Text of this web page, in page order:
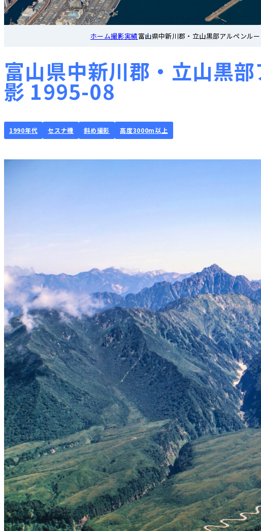
ホーム撮影実績富山県中新川郡・立山黒部アルペンル
富山県中新川郡・立山黒
影 1995-08
1990年代 セスナ機 斜め撮影 高度3000m以上